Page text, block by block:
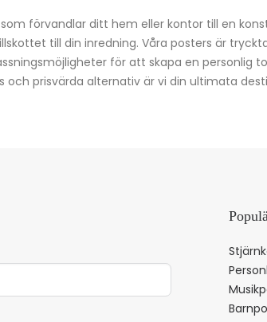
förvandlar ditt hem eller kontor till en
till din inredning. Våra posters är
för att skapa en personlig
och prisvärda alternativ är vi din ultimata